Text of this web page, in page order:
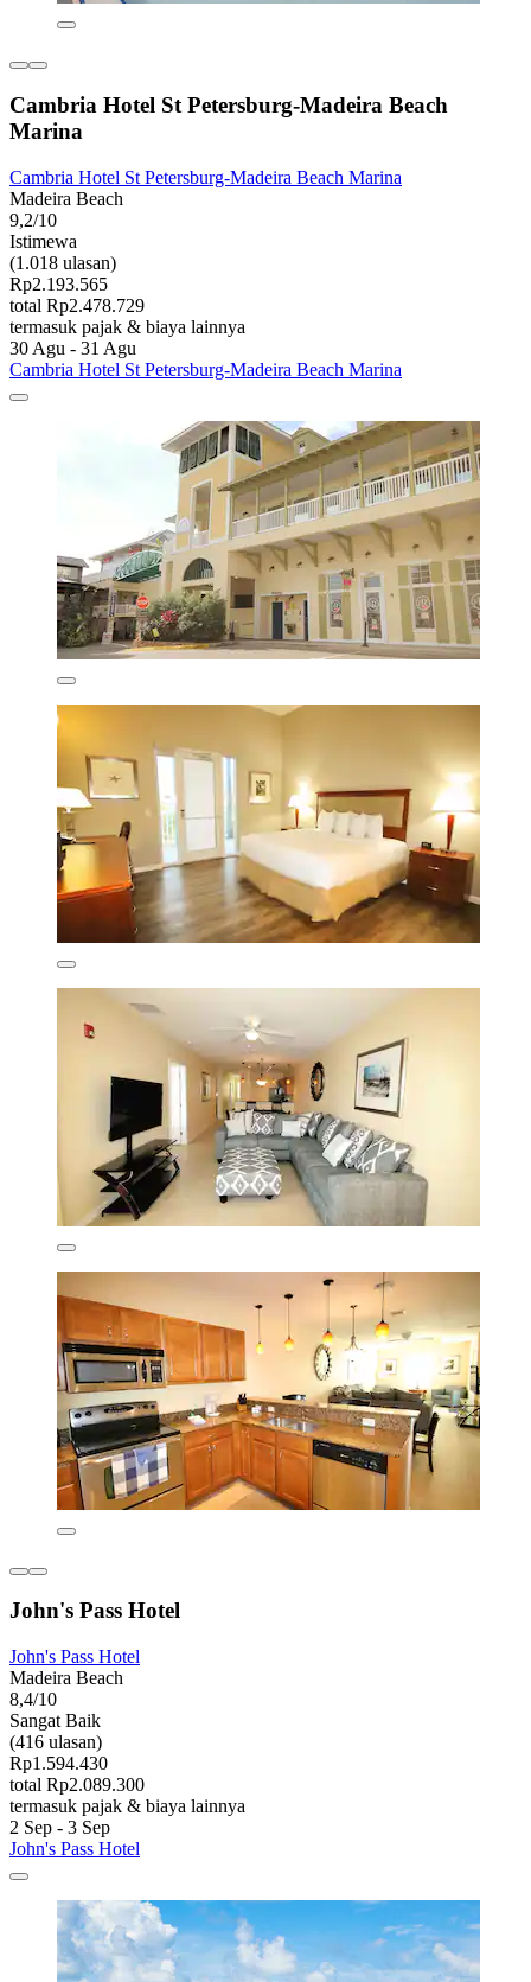
Cambria Hotel St Petersburg-Madeira Beach
Marina
Cambria Hotel St Petersburg-Madeira Beach Marina
Madeira Beach
9,2/10
Istimewa
(1.018 ulasan)
Rp2.193.565
total Rp2.478.729
termasuk pajak & biaya lainnya
30 Agu - 31 Agu
Cambria Hotel St Petersburg-Madeira Beach Marina
John's Pass Hotel
John's Pass Hotel
Madeira Beach
8,4/10
Sangat Baik
(416 ulasan)
Rp1.594.430
total Rp2.089.300
termasuk pajak & biaya lainnya
2 Sep - 3 Sep
John's Pass Hotel